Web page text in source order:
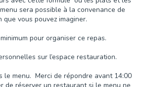
sera possible à la convenance de
que vous pouvez imaginer.
pour organiser ce repas.
sur l’espace restauration.
le menu. Merci de répondre avant 14:00